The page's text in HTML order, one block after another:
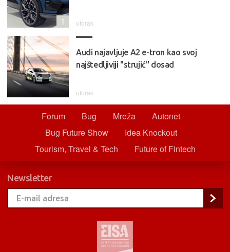
utorak
1
Audi najavljuje A2 e-tron kao svoj
najštedljiviji "strujić" dosad
utorak
Forum Bug Mreža
Autonet
Bug Future Show
Idea Knockout
Tourism, Travel & Tech
Future of Fintech
Newsletter